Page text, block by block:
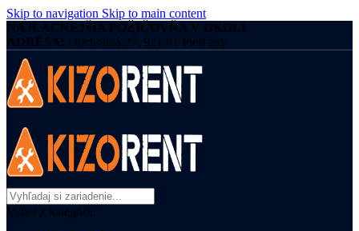
Skip to navigation Skip to main content
NAJLACNEJŠIA POŽIČOVŇA V OKOLÍ
ADRESA: Obchodná 27, 921 01 Piešťany
Vyber z kategórii